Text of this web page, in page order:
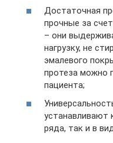
Достаточная
прочные за
– они
нагрузку, не
эмалевого
протеза можно
пациента;
устанавливают
ряда, так и в